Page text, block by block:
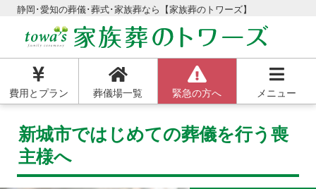
静岡･愛知の葬儀･葬式･家族葬なら【家族葬のトワーズ】
費用とプラン 葬儀場一覧 緊急の方へ メニュー
新城市ではじめての葬儀を行う喪
主様へ